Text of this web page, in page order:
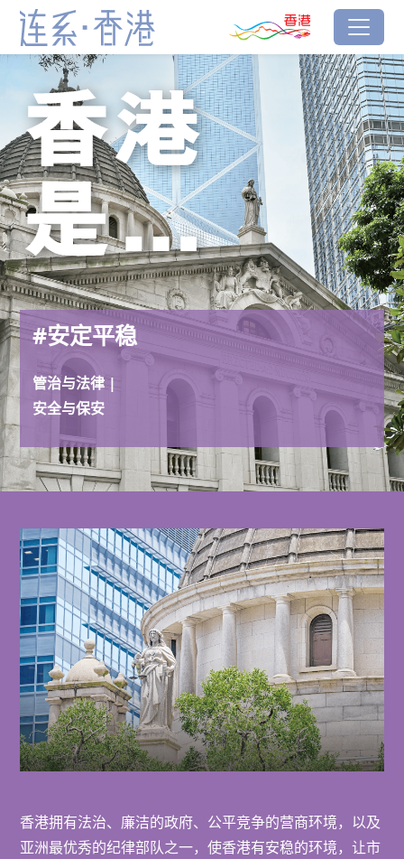
跳到主要内容
连系‧香港 香港品牌
#安定平稳
#安定平稳
管治与法律 |
安全与保安
香港拥有法治、廉洁的政府、公平竞争的营商环境，以及
亚洲最优秀的纪律部队之一，使香港有安稳的环境，让市